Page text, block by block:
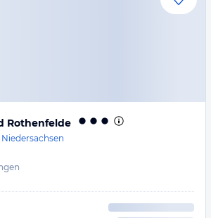
Rothenfelde
Niedersachsen